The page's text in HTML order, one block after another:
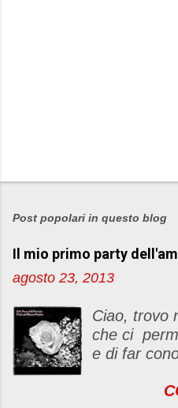
P
s
a
u
c
o
m
m
Post popolari in questo blog
Il mio primo party
agosto 23, 2013
Ciao, trovo
che ci
e di far
un "party"